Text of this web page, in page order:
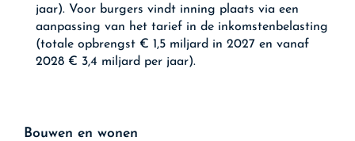
jaar). Voor burgers vindt inning plaats via een
aanpassing van het tarief in de inkomstenbelasting
(totale opbrengst € 1,5 miljard in 2027 en vanaf
2028 € 3,4 miljard per jaar).
Bouwen en wonen